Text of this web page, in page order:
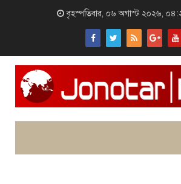
বৃহস্পতিবার, ০৬ অগাস্ট ২০২৬,